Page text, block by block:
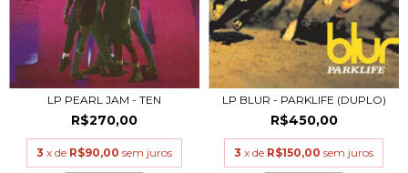
LP PEARL JAM - TEN
R$270,00
3 x de R$90,00 sem juros
LP BLUR - PARKLIFE (DUPLO)
R$450,00
3 x de R$150,00 sem juros